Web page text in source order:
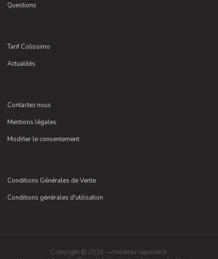
Questions
Tarif Colissimo
Actualités
Contactez nous
Mentions légales
Modifier le consentement
Conditions Générales de Vente
Conditions générales d'utilisation
Copyright © 2026 — horaires-laposte.fr